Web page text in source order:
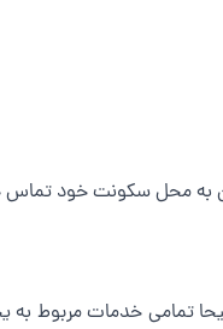
به محل سکونت خود
تمامی خدمات